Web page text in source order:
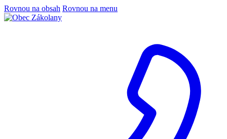
Rovnou na obsah Rovnou na menu